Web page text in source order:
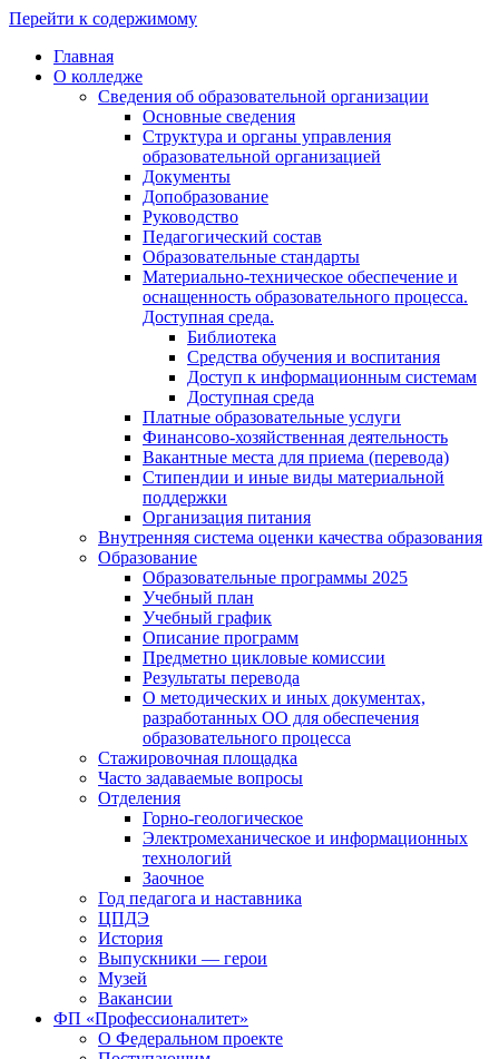
Перейти к содержимому
Главная
О колледже
Сведения об образовательной организации
Основные сведения
Структура и органы управления
образовательной организацией
Документы
Допобразование
Руководство
Педагогический состав
Образовательные стандарты
Материально-техническое обеспечение и
оснащенность образовательного процесса.
Доступная среда.
Библиотека
Средства обучения и воспитания
Доступ к информационным системам
Доступная среда
Платные образовательные услуги
Финансово-хозяйственная деятельность
Вакантные места для приема (перевода)
Стипендии и иные виды материальной
поддержки
Организация питания
Внутренняя система оценки качества образования
Образование
Образовательные программы 2025
Учебный план
Учебный график
Описание программ
Предметно цикловые комиссии
Результаты перевода
О методических и иных документах,
разработанных ОО для обеспечения
образовательного процесса
Стажировочная площадка
Часто задаваемые вопросы
Отделения
Горно-геологическое
Электромеханическое и информационных
технологий
Заочное
Год педагога и наставника
ЦПДЭ
История
Выпускники — герои
Музей
Вакансии
ФП «Профессионалитет»
О Федеральном проекте